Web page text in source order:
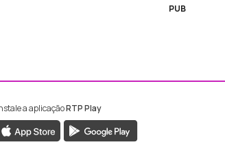
PUB
Madeira
RTP Madeira
a aplicaçãoRTP Play